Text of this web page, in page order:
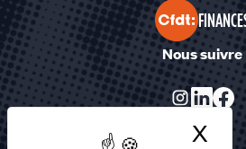
X
Nous suivre